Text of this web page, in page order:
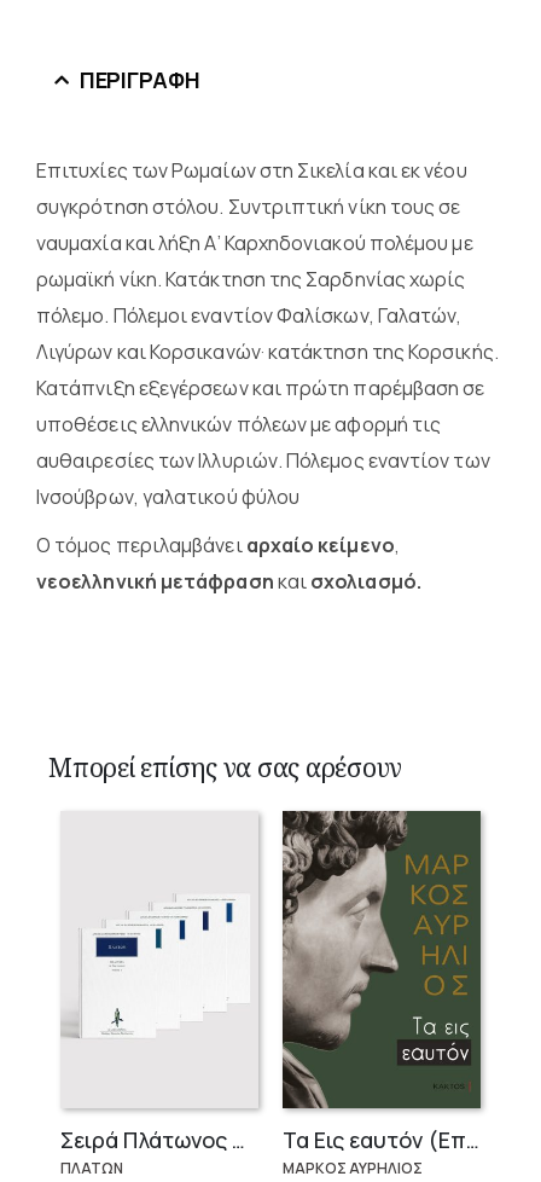
ΠΕΡΙΓΡΑΦΉ
Επιτυχίες των Ρωμαίων στη Σικελία και εκ νέου
συγκρότηση στόλου. Συντριπτική νίκη τους σε
ναυμαχία και λήξη Α’ Καρχηδονιακού πολέμου με
ρωμαϊκή νίκη. Κατάκτηση της Σαρδηνίας χωρίς
πόλεμο. Πόλεμοι εναντίον Φαλίσκων, Γαλατών,
Λιγύρων και Κορσικανών· κατάκτηση της Κορσικής.
Κατάπνιξη εξεγέρσεων και πρώτη παρέμβαση σε
υποθέσεις ελληνικών πόλεων με αφορμή τις
αυθαιρεσίες των Ιλλυριών. Πόλεμος εναντίον των
Ινσούβρων, γαλατικού φύλου
Ο τόμος περιλαμβάνειαρχαίο κείμενο,
νεοελληνική μετάφρασηκαισχολιασμό.
Μπορεί επίσης να σας αρέσουν
Σειρά Πλάτωνος Πολιτεία
ΠΛΑΤΩΝ
Τα Εις εαυτόν (Επίτομο) – Μάρκος Αυρήλιος
ΜΑΡΚΟΣ ΑΥΡΗΛΙΟΣ